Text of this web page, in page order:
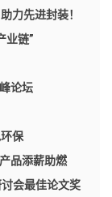
力先进封装！
业链”
论坛
保
品添薪助燃
会最佳论文奖